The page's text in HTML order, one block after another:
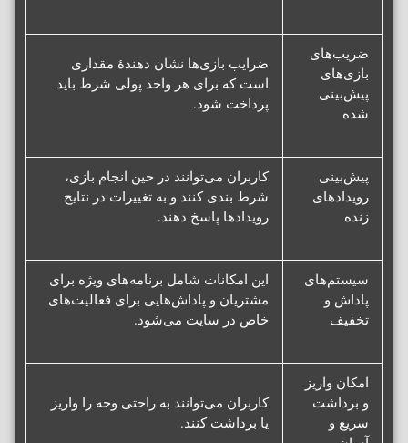
ضریب‌های
بازی‌های
پیش‌بینی
شده
ضرایب بازی‌ها نشان دهندهٔ مقداری
است که برای هر واحد پولی شرط باید
پرداخت شود.
پیش‌بینی
رویدادهای
زنده
کاربران می‌توانند در حین انجام بازی،
شرط بندی کنند و به تغییرات در نتایج
رویدادها پاسخ دهند.
سیستم‌های
پاداش و
تخفیف
این امکانات شامل برنامه‌های ویژه برای
مشتریان و پاداش‌هایی برای فعالیت‌های
خاص در سایت می‌شود.
امکان واریز
و برداشت
سریع و
کاربران می‌توانند به راحتی وجه را واریز
یا برداشت کنند.